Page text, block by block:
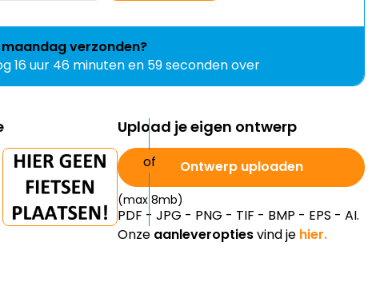
maandagverzonden?
16 uur 46 minuten en 58 seconden over
Ontwerp uploaden
(max 8mb)
PDF - JPG - PNG - TIF - BMP - EPS - AI.
Onzeaanleveropties vind je hier.